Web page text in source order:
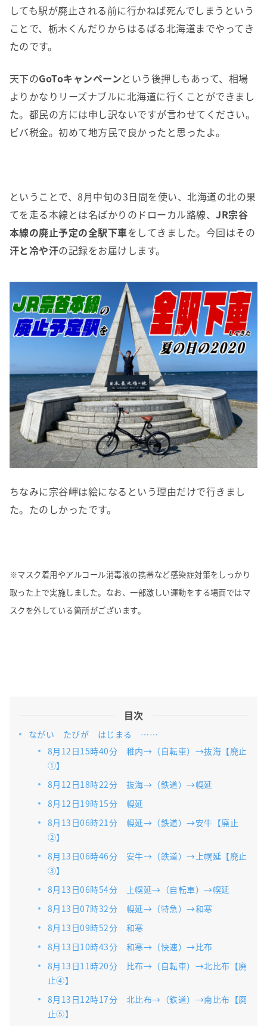
しても駅が廃止される前に行かねば死んでしまうという
ことで、栃木くんだりからはるばる北海道までやってき
たのです。
天下のGoToキャンペーンという後押しもあって、相場
よりかなりリーズナブルに北海道に行くことができまし
た。都民の方には申し訳ないですが言わせてください。
ビバ税金。初めて地方民で良かったと思ったよ。
ということで、8月中旬の3日間を使い、北海道の北の果
てを走る本線とは名ばかりのドローカル路線、JR宗谷
本線の廃止予定の全駅下車をしてきました。今回はその
汗と冷や汗の記録をお届けします。
ちなみに宗谷岬は絵になるという理由だけで行きまし
た。たのしかったです。
※マスク着用やアルコール消毒液の携帯など感染症対策をしっかり
取った上で実施しました。なお、一部激しい運動をする場面ではマ
スクを外している箇所がございます。
目次
ながい たびが はじまる ……
8月12日15時40分 稚内→（自転車）→抜海【廃止
①】
8月12日18時22分 抜海→（鉄道）→幌延
8月12日19時15分 幌延
8月13日06時21分 幌延→（鉄道）→安牛【廃止
②】
8月13日06時46分 安牛→（鉄道）→上幌延【廃止
③】
8月13日06時54分 上幌延→（自転車）→幌延
8月13日07時32分 幌延→（特急）→和寒
8月13日09時52分 和寒
8月13日10時43分 和寒→（快速）→比布
8月13日11時20分 比布→（自転車）→北比布【廃
止④】
8月13日12時17分 北比布→（鉄道）→南比布【廃
止⑤】